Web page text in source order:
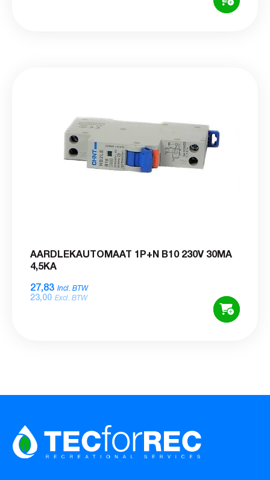
AARDLEKAUTOMAAT 1P+N B10 230V 30MA
4,5KA
27,83 Incl. BTW
23,00 Excl. BTW